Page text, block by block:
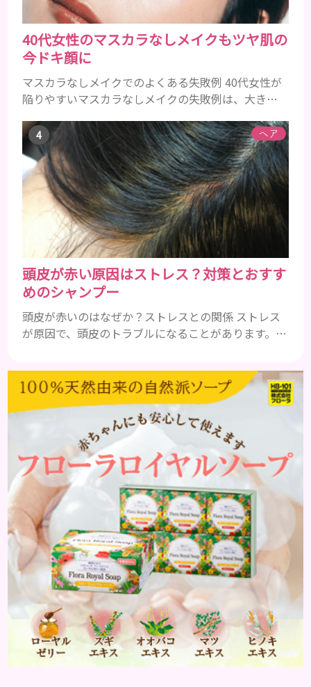
40代女性のマスカラなしメイクもツヤ肌の
今ドキ顔に
マスカラなしメイクでのよくある失敗例 40代女性が
陥りやすいマスカラなしメイクの失敗例は、大きく
やけて見える ②アイシャドウやアイラインで濃くな
りがち ③ファンデーションの粗が目立ち、老けて見
える ①アイメイクにメリハリがなくぼやけて見える
いつものメイクにただマスカラを除いただけでは、
メリハリがなく腑抜けた印象になり、目元が引き締ま
らず、ぼやけて見...
ヘア
頭皮が赤い原因はストレス？対策とおすす
めのシャンプー
頭皮が赤いのはなぜか？ストレスとの関係 ストレス
が原因で、頭皮のトラブルになることがあります。頭
トレス ストレスを多く感じると、交感神経が優位に
働きます。そのため、皮脂の分泌量が増えて炎症が起
きやすくなります。さらに、血行不良になり栄養が行
き届きません。ストレス解消は、頭皮の健康に大切
です。 アトピー性皮膚炎 頭皮が赤い状態は、アトピ
ー皮膚炎の可能...